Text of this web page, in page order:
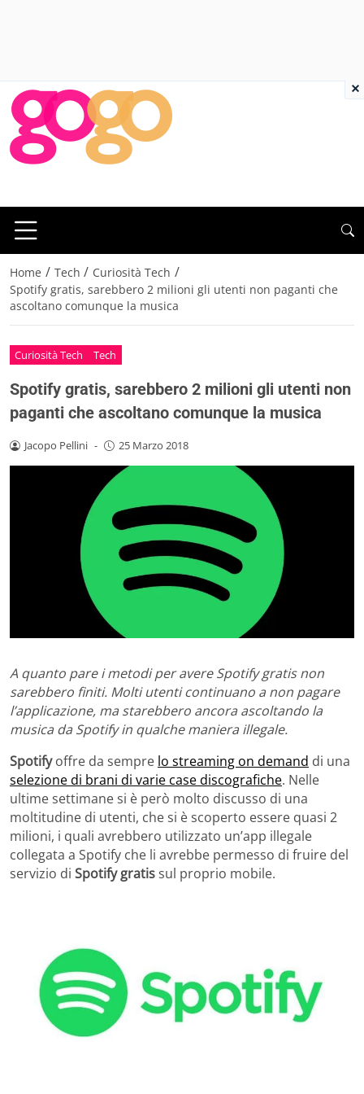
Home / Tech / Curiosità Tech /
Spotify gratis, sarebbero 2 milioni gli utenti non paganti che
ascoltano comunque la musica
Curiosità Tech Tech
Spotify gratis, sarebbero 2 milioni gli utenti non
paganti che ascoltano comunque la musica
Jacopo Pellini - 25 Marzo 2018
A quanto pare i metodi per avere Spotify gratis non
sarebbero finiti. Molti utenti continuano a non pagare
l’applicazione, ma starebbero ancora ascoltando la
musica da Spotify in qualche maniera illegale.
Spotifyoffre da sempre lo streaming on demand di una
selezione di brani di varie case discografiche. Nelle
ultime settimane si è però molto discusso di una
moltitudine di utenti, che si è scoperto essere quasi 2
milioni, i quali avrebbero utilizzato un’app illegale
collegata a Spotify che li avrebbe permesso di fruire del
servizio di Spotify gratissul proprio mobile.
×